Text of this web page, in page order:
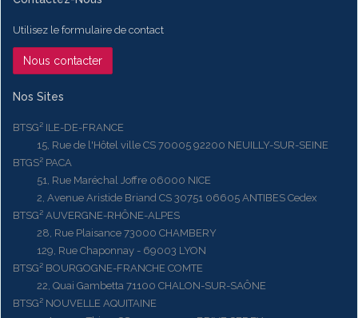
Utilisez le formulaire de contact
Nous contacter
Nos Sites
BTSG² ILE-DE-FRANCE
15, Rue de l'Hôtel ville CS 70005 92200 NEUILLY-SUR-SEINE
BTGS² PACA
51, Rue Maréchal Joffre 06000 NICE
2, Avenue Aristide Briand CS 30751 06605 ANTIBES Cedex
BTSG² AUVERGNE-RHÔNE-ALPES
28, Rue Plaisance 73000 CHAMBERY
129, Rue Chaponnay - 69003 LYON
BTSG² BOURGOGNE-FRANCHE COMTE
22, Quai Gambetta 71100 CHALON-SUR-SAÔNE
BTSG² NOUVELLE AQUITAINE